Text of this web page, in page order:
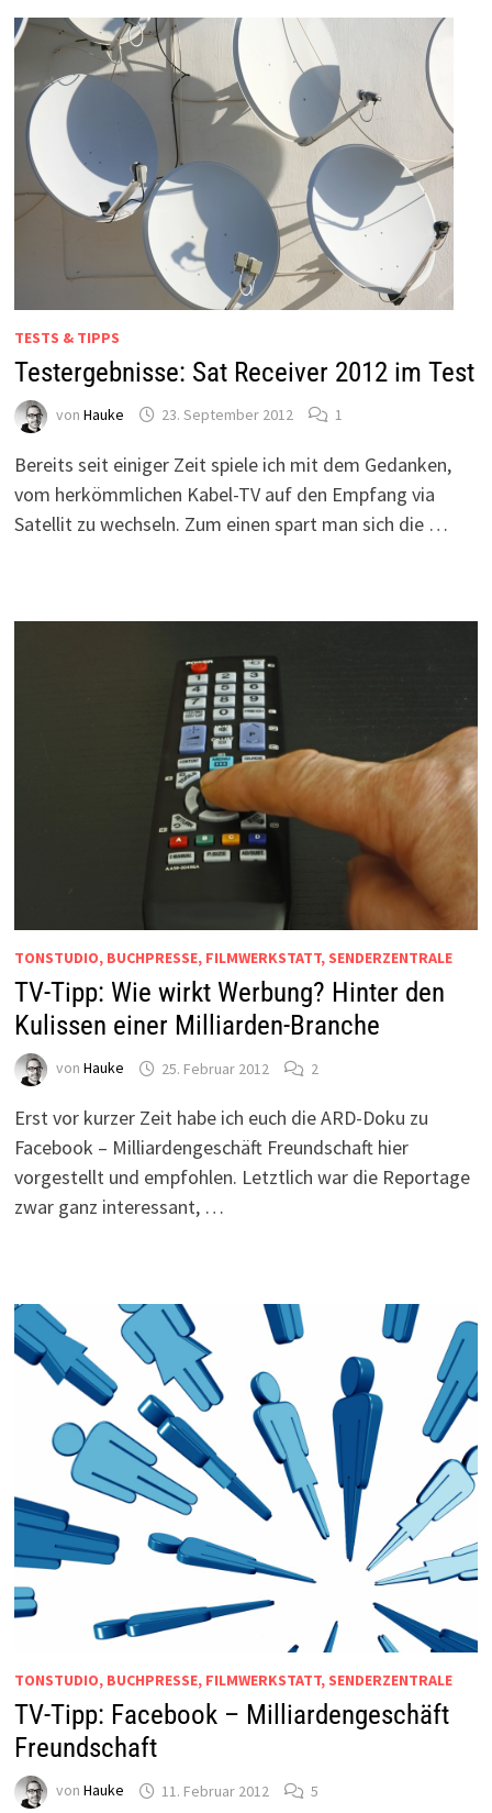
TESTS & TIPPS
Testergebnisse: Sat Receiver 2012 im Test
von Hauke 23. September 2012 1
Bereits seit einiger Zeit spiele ich mit dem Gedanken,
vom herkömmlichen Kabel-TV auf den Empfang via
Satellit zu wechseln. Zum einen spart man sich die …
TONSTUDIO, BUCHPRESSE, FILMWERKSTATT, SENDERZENTRALE
TV-Tipp: Wie wirkt Werbung? Hinter den
Kulissen einer Milliarden-Branche
von Hauke 25. Februar 2012 2
Erst vor kurzer Zeit habe ich euch die ARD-Doku zu
Facebook – Milliardengeschäft Freundschaft hier
vorgestellt und empfohlen. Letztlich war die Reportage
zwar ganz interessant, …
TONSTUDIO, BUCHPRESSE, FILMWERKSTATT, SENDERZENTRALE
TV-Tipp: Facebook – Milliardengeschäft
Freundschaft
von Hauke 11. Februar 2012 5